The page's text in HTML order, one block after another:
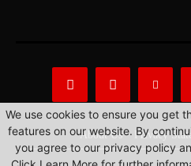
About Us Privacy
We use cookies to ensure you get
features on our website. By
you agree to our privacy policy